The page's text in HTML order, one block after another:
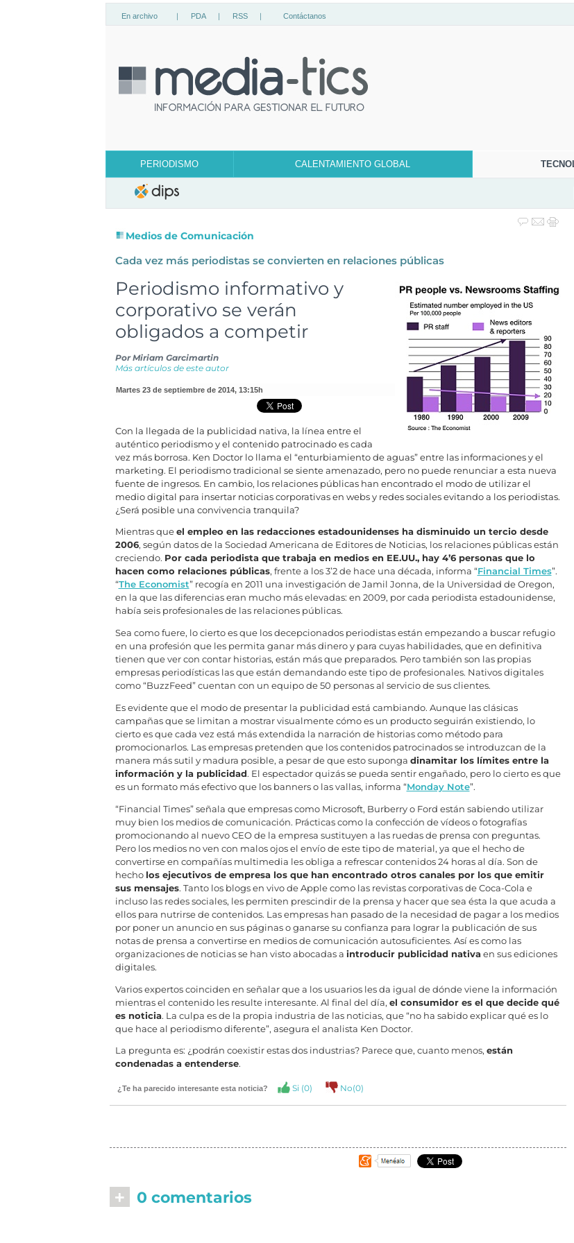
En archivo | PDA | RSS | Contáctanos
PERIODISMO CALENTAMIENTO GLOBAL
Medios de Comunicación
Cada vez más periodistas se convierten en relaciones públicas
Periodismo informativo y
corporativo se verán
obligados a competir
PorMiriam Garcimartin
Más artículos de este autor
martes 23 de septiembre de 2014, 13:15h
Con la llegada de la publicidad nativa, la línea entre el
auténtico periodismo y el contenido patrocinado es cada
vez más borrosa. Ken Doctor lo llama el “enturbiamiento de aguas” entre las informaciones y el
marketing. El periodismo tradicional se siente amenazado, pero no puede renunciar a esta nueva
fuente de ingresos. En cambio, los relaciones públicas han encontrado el modo de utilizar el
medio digital para insertar noticias corporativas en webs y redes sociales evitando a los periodistas.
¿Será posible una convivencia tranquila?
Mientras que el empleo en las redacciones estadounidenses ha disminuido un tercio desde
2006, según datos de la Sociedad Americana de Editores de Noticias, los relaciones públicas están
creciendo. Por cada periodista que trabaja en medios en EE.UU., hay 4’6 personas que lo
hacen como relaciones públicas, frente a los 3’2 de hace una década, informa “Financial Times”.
“The Economist” recogía en 2011 una investigación de Jamil Jonna, de la Universidad de Oregon,
en la que las diferencias eran mucho más elevadas: en 2009, por cada periodista estadounidense,
había seis profesionales de las relaciones públicas.
Sea como fuere, lo cierto es que los decepcionados periodistas están empezando a buscar refugio
en una profesión que les permita ganar más dinero y para cuyas habilidades, que en definitiva
tienen que ver con contar historias, están más que preparados. Pero también son las propias
empresas periodísticas las que están demandando este tipo de profesionales. Nativos digitales
como “BuzzFeed” cuentan con un equipo de 50 personas al servicio de sus clientes.
Es evidente que el modo de presentar la publicidad está cambiando. Aunque las clásicas
campañas que se limitan a mostrar visualmente cómo es un producto seguirán existiendo, lo
cierto es que cada vez está más extendida la narración de historias como método para
promocionarlos. Las empresas pretenden que los contenidos patrocinados se introduzcan de la
manera más sutil y madura posible, a pesar de que esto suponga dinamitar los límites entre la
información y la publicidad. El espectador quizás se pueda sentir engañado, pero lo cierto es que
es un formato más efectivo que los banners o las vallas, informa “Monday Note”.
“Financial Times” señala que empresas como Microsoft, Burberry o Ford están sabiendo utilizar
muy bien los medios de comunicación. Prácticas como la confección de vídeos o fotografías
promocionando al nuevo CEO de la empresa sustituyen a las ruedas de prensa con preguntas.
Pero los medios no ven con malos ojos el envío de este tipo de material, ya que el hecho de
convertirse en compañías multimedia les obliga a refrescar contenidos 24 horas al día. Son de
hecho los ejecutivos de empresa los que han encontrado otros canales por los que emitir
sus mensajes. Tanto los blogs en vivo de Apple como las revistas corporativas de Coca-Cola e
incluso las redes sociales, les permiten prescindir de la prensa y hacer que sea ésta la que acuda a
ellos para nutrirse de contenidos. Las empresas han pasado de la necesidad de pagar a los medios
por poner un anuncio en sus páginas o ganarse su confianza para lograr la publicación de sus
notas de prensa a convertirse en medios de comunicación autosuficientes. Así es como las
organizaciones de noticias se han visto abocadas a introducir publicidad nativaen sus ediciones
digitales.
Varios expertos coinciden en señalar que a los usuarios les da igual de dónde viene la información
mientras el contenido les resulte interesante. Al final del día, el consumidor es el que decide qué
es noticia. La culpa es de la propia industria de las noticias, que “no ha sabido explicar qué es lo
que hace al periodismo diferente”, asegura el analista Ken Doctor.
La pregunta es: ¿podrán coexistir estas dos industrias? Parece que, cuanto menos, están
condenadas a entenderse.
¿Te ha parecido interesante esta noticia? Si (0) No(0)
+ 0 comentarios